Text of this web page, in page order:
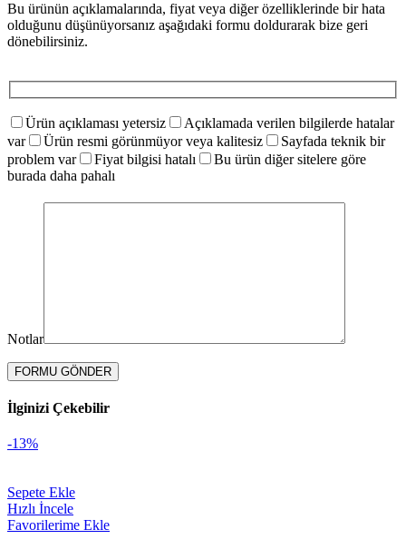
Bu ürünün açıklamalarında, fiyat veya diğer özelliklerinde bir hata
olduğunu düşünüyorsanız aşağıdaki formu doldurarak bize geri
dönebilirsiniz.
Ürün açıklaması yetersiz
Açıklamada verilen bilgilerde hatalar
var
Ürün resmi görünmüyor veya kalitesiz
Sayfada teknik bir
problem var
Fiyat bilgisi hatalı
Bu ürün diğer sitelere göre
burada daha pahalı
Notlar
İlginizi Çekebilir
-13%
Sepete Ekle
Hızlı İncele
Favorilerime Ekle